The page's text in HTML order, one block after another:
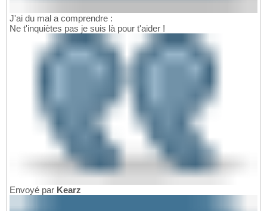
J'ai du mal a comprendre :
Ne t'inquiètes pas je suis là pour t'aider !
Envoyé par Kearz